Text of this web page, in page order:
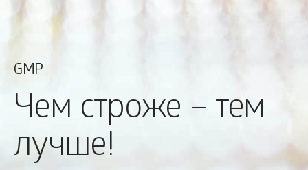
GMP
Чем строже – тем
лучше!